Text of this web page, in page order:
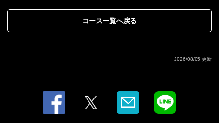
コース一覧へ戻る
2026/08/05 更新